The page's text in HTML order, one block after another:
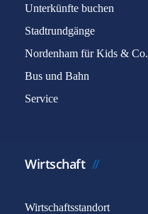
Unterkünfte buchen
Stadtrundgänge
Nordenham für Kids & Co.
Bus und Bahn
Service
Wirtschaft
Wirtschaftsstandort